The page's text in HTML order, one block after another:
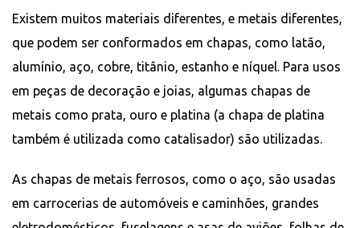
Existem muitos materiais diferentes, e metais diferentes,
que podem ser conformados em chapas, como latão,
alumínio, aço, cobre, titânio, estanho e níquel. Para usos
em peças de decoração e joias, algumas chapas de
metais como prata, ouro e platina (a chapa de platina
também é utilizada como catalisador) são utilizadas.
As chapas de metais ferrosos, como o aço, são usadas
em carrocerias de automóveis e caminhões, grandes